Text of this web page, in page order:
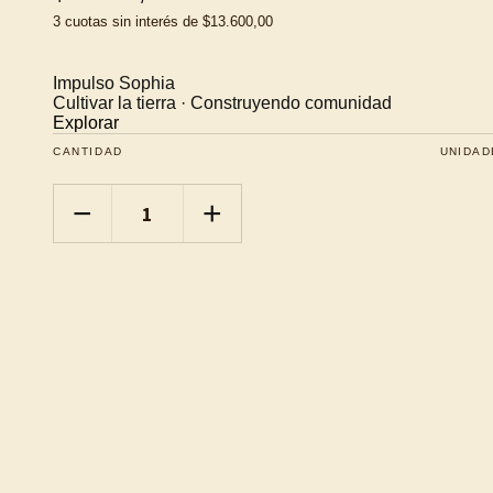
3 cuotas sin interés de $13.600,00
Impulso Sophia
Cultivar la tierra · Construyendo comunidad
Explorar
CANTIDAD
− +